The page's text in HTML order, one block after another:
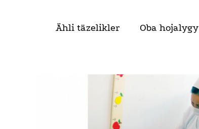
Ähli täzelikler Oba hojalygy